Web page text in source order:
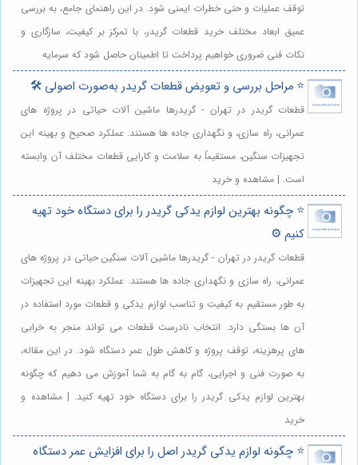
توقف عملیات و حتی خطرات ایمنی شود. در این راهنمای جامع، به بررسی
عمیق ابعاد مختلف خرید قطعات گریدر، با تمرکز بر کیفیت، سازگاری و
نکات فنی ضروری خواهیم پرداخت تا اطمینان حاصل شود که سرمایه
⭐️ مراحل بررسی و تعویض قطعات گریدر به‌صورت اصولی 🛠️
قطعات گریدر در تهران - گریدرها ماشین آلات حیاتی در پروژه های
عمرانی، راه سازی، و نگهداری جاده ها هستند. عملکرد صحیح و بهینه این
تجهیزات سنگین، مستقیماً به سلامت و کارایی قطعات مختلف آن وابسته
است. | مشاهده و خرید
⭐️ چگونه بهترین لوازم یدکی گریدر را برای دستگاه خود تهیه
کنیم ⚙️
قطعات گریدر در تهران - گریدرها ماشین آلات سنگین حیاتی در پروژه های
عمرانی، راه سازی و نگهداری جاده ها هستند. عملکرد بهینه این تجهیزات
به طور مستقیم به کیفیت و تناسب لوازم یدکی و قطعات مورد استفاده در
آن ها بستگی دارد. انتخاب نادرست قطعات می تواند منجر به خرابی
های پرهزینه، توقف پروژه و کاهش طول عمر دستگاه شود. در این مقاله،
به صورت فنی و اجرایی، گام به گام به شما آموزش می دهیم که چگونه
بهترین لوازم یدکی گریدر را برای دستگاه خود تهیه کنید. | مشاهده و
خرید
⭐️ چگونه لوازم یدکی گریدر اصل را برای افزایش عمر دستگاه